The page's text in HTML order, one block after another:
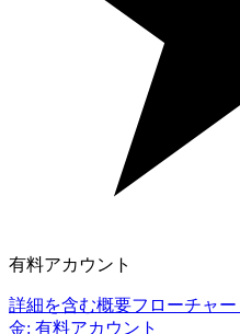
有料アカウント
詳細を含む概要フローチャ
金: 有料アカウント